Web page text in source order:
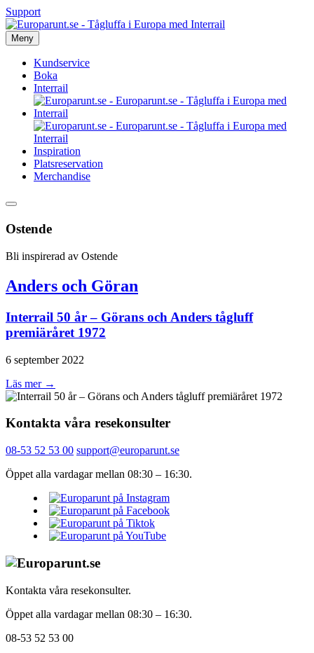
Support
Meny
Kundservice
Boka
Interrail
Inspiration
Platsreservation
Merchandise
Ostende
Bli inspirerad av Ostende
Anders och Göran
Interrail 50 år – Görans och Anders tågluff
premiäråret 1972
6 september 2022
Läs mer →
Kontakta våra resekonsulter
08-53 52 53 00 support@europarunt.se
Öppet alla vardagar mellan 08:30 – 16:30.
Kontakta våra resekonsulter.
Öppet alla vardagar mellan 08:30 – 16:30.
08-53 52 53 00